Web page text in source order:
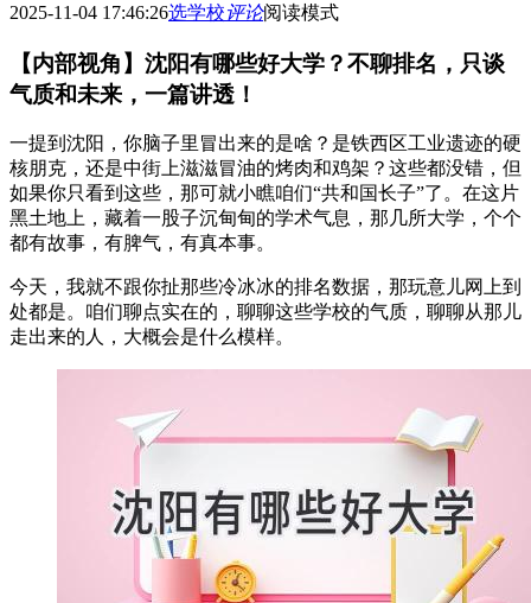
2025-11-04 17:46:26选学校评论阅读模式
【内部视角】沈阳有哪些好大学？不聊排名，只谈
气质和未来，一篇讲透！
一提到沈阳，你脑子里冒出来的是啥？是铁西区工业遗迹的硬
核朋克，还是中街上滋滋冒油的烤肉和鸡架？这些都没错，但
如果你只看到这些，那可就小瞧咱们“共和国长子”了。在这片
黑土地上，藏着一股子沉甸甸的学术气息，那几所大学，个个
都有故事，有脾气，有真本事。
今天，我就不跟你扯那些冷冰冰的排名数据，那玩意儿网上到
处都是。咱们聊点实在的，聊聊这些学校的气质，聊聊从那儿
走出来的人，大概会是什么模样。